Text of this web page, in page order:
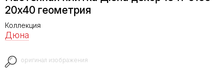
20x40 геометрия
Коллекция
Дюна
оригинал изображения